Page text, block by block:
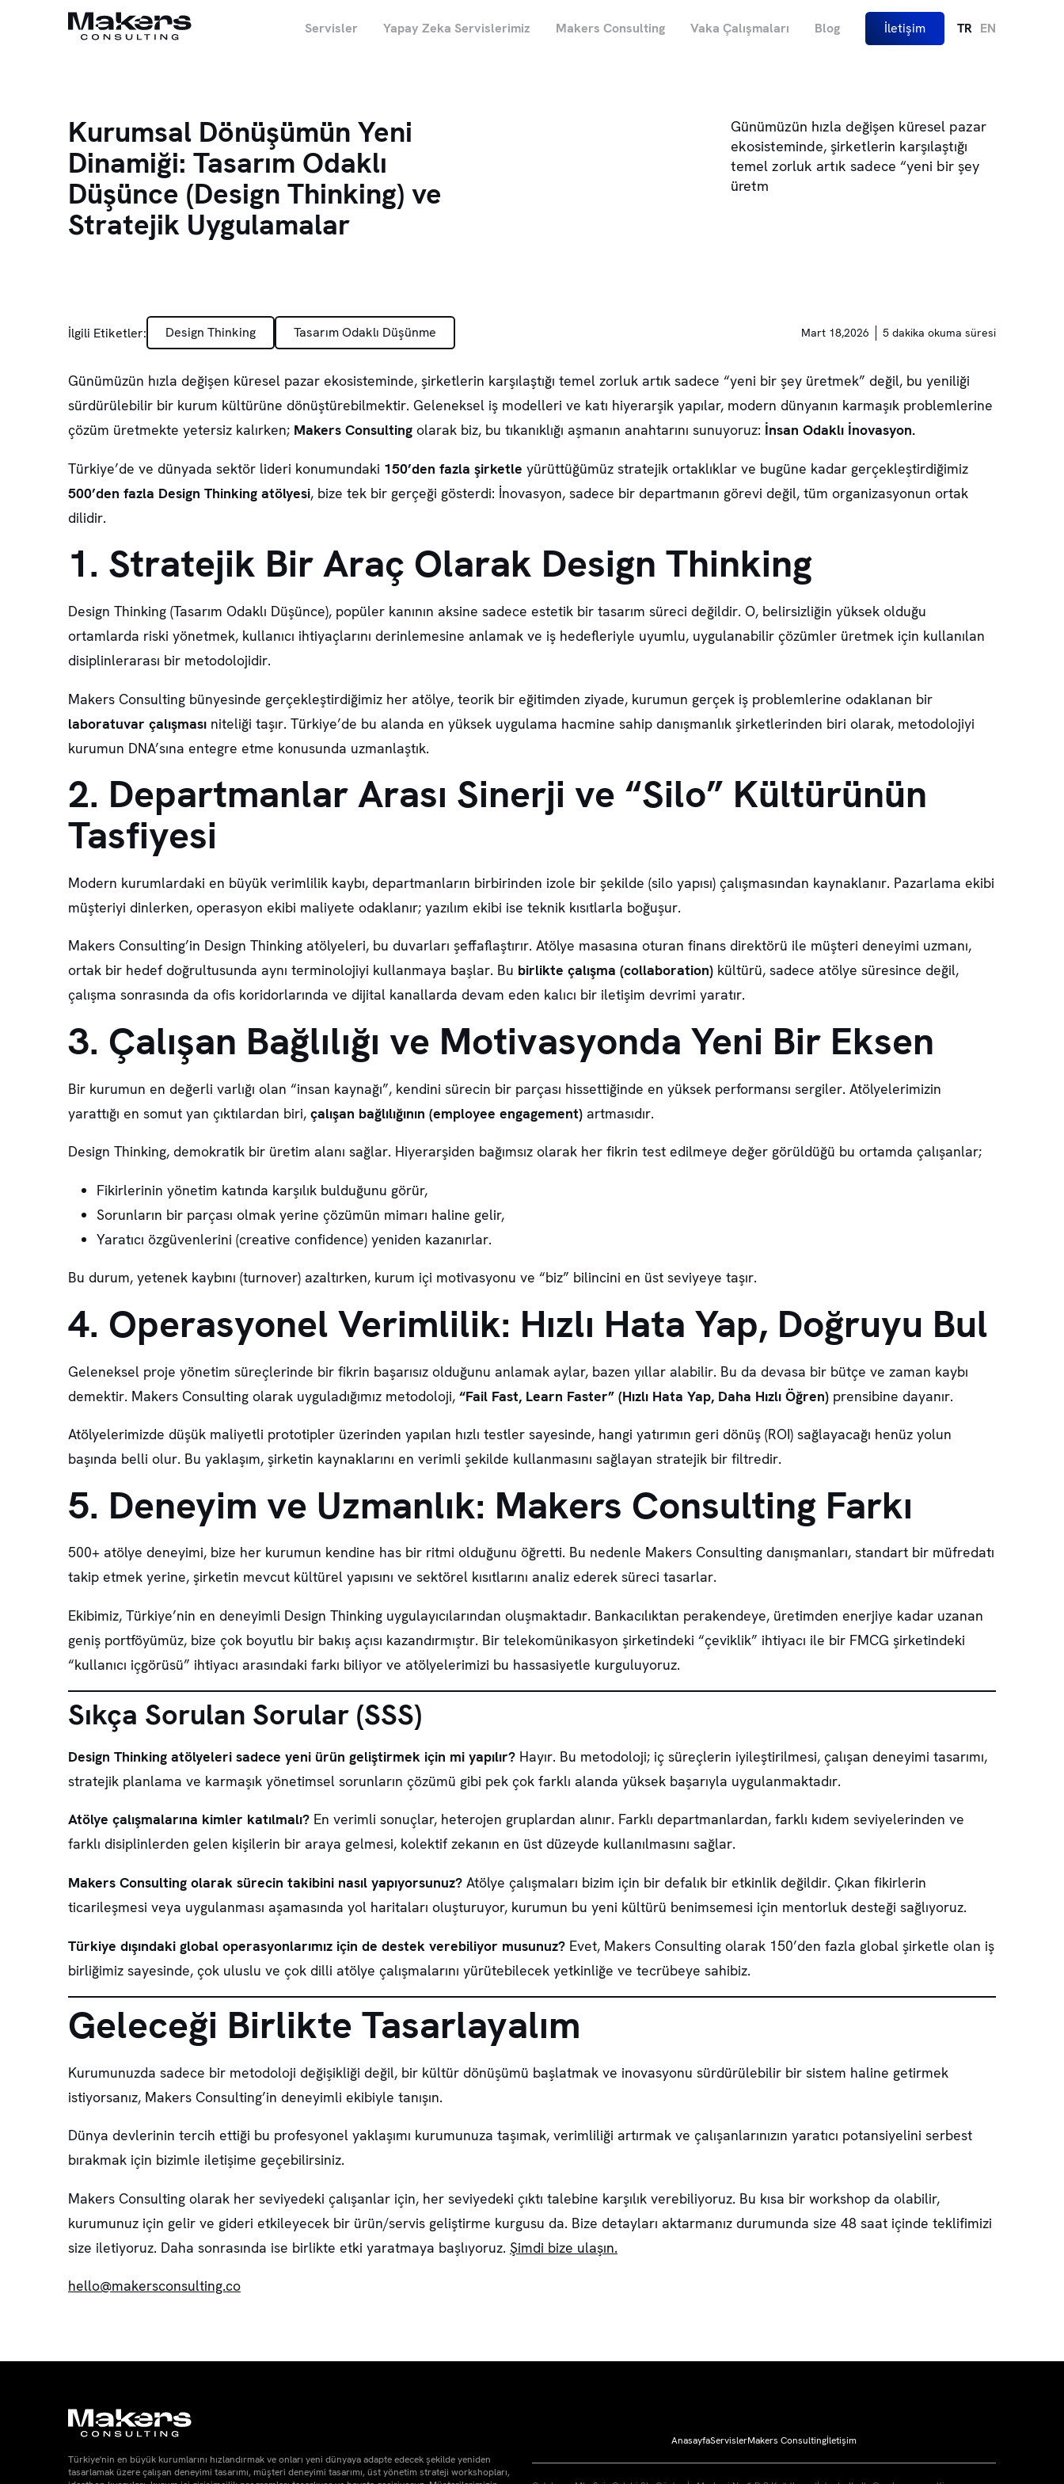
Servisler Yapay Zeka Servislerimiz Makers Consulting Vaka Çalışmaları Blog İletişim TR EN
Kurumsal Dönüşümün Yeni
Dinamiği: Tasarım Odaklı
Düşünce (Design Thinking) ve
Stratejik Uygulamalar
Günümüzün hızla değişen küresel pazar
ekosisteminde, şirketlerin karşılaştığı
temel zorluk artık sadece “yeni bir şey
üretm
İlgili Etiketler: Design Thinking Tasarım Odaklı Düşünme Mart 18,2026 5 dakika okuma süresi
Günümüzün hızla değişen küresel pazar ekosisteminde, şirketlerin karşılaştığı temel zorluk artık sadece “yeni bir şey üretmek” değil, bu yeniliği
sürdürülebilir bir kurum kültürüne dönüştürebilmektir. Geleneksel iş modelleri ve katı hiyerarşik yapılar, modern dünyanın karmaşık problemlerine
çözüm üretmekte yetersiz kalırken; Makers Consulting olarak biz, bu tıkanıklığı aşmanın anahtarını sunuyoruz: İnsan Odaklı İnovasyon.
Türkiye’de ve dünyada sektör lideri konumundaki 150’den fazla şirketle yürüttüğümüz stratejik ortaklıklar ve bugüne kadar gerçekleştirdiğimiz
500’den fazla Design Thinking atölyesi, bize tek bir gerçeği gösterdi: İnovasyon, sadece bir departmanın görevi değil, tüm organizasyonun ortak
dilidir.
1. Stratejik Bir Araç Olarak Design Thinking
Design Thinking (Tasarım Odaklı Düşünce), popüler kanının aksine sadece estetik bir tasarım süreci değildir. O, belirsizliğin yüksek olduğu
ortamlarda riski yönetmek, kullanıcı ihtiyaçlarını derinlemesine anlamak ve iş hedefleriyle uyumlu, uygulanabilir çözümler üretmek için kullanılan
disiplinlerarası bir metodolojidir.
Makers Consulting bünyesinde gerçekleştirdiğimiz her atölye, teorik bir eğitimden ziyade, kurumun gerçek iş problemlerine odaklanan bir
laboratuvar çalışması niteliği taşır. Türkiye’de bu alanda en yüksek uygulama hacmine sahip danışmanlık şirketlerinden biri olarak, metodolojiyi
kurumun DNA’sına entegre etme konusunda uzmanlaştık.
2. Departmanlar Arası Sinerji ve “Silo” Kültürünün
Tasfiyesi
Modern kurumlardaki en büyük verimlilik kaybı, departmanların birbirinden izole bir şekilde (silo yapısı) çalışmasından kaynaklanır. Pazarlama ekibi
müşteriyi dinlerken, operasyon ekibi maliyete odaklanır; yazılım ekibi ise teknik kısıtlarla boğuşur.
Makers Consulting’in Design Thinking atölyeleri, bu duvarları şeffaflaştırır. Atölye masasına oturan finans direktörü ile müşteri deneyimi uzmanı,
ortak bir hedef doğrultusunda aynı terminolojiyi kullanmaya başlar. Bu birlikte çalışma (collaboration) kültürü, sadece atölye süresince değil,
çalışma sonrasında da ofis koridorlarında ve dijital kanallarda devam eden kalıcı bir iletişim devrimi yaratır.
3. Çalışan Bağlılığı ve Motivasyonda Yeni Bir Eksen
Bir kurumun en değerli varlığı olan “insan kaynağı”, kendini sürecin bir parçası hissettiğinde en yüksek performansı sergiler. Atölyelerimizin
yarattığı en somut yan çıktılardan biri, çalışan bağlılığının (employee engagement) artmasıdır.
Design Thinking, demokratik bir üretim alanı sağlar. Hiyerarşiden bağımsız olarak her fikrin test edilmeye değer görüldüğü bu ortamda çalışanlar;
Fikirlerinin yönetim katında karşılık bulduğunu görür,
Sorunların bir parçası olmak yerine çözümün mimarı haline gelir,
Yaratıcı özgüvenlerini (creative confidence) yeniden kazanırlar.
Bu durum, yetenek kaybını (turnover) azaltırken, kurum içi motivasyonu ve “biz” bilincini en üst seviyeye taşır.
4. Operasyonel Verimlilik: Hızlı Hata Yap, Doğruyu Bul
Geleneksel proje yönetim süreçlerinde bir fikrin başarısız olduğunu anlamak aylar, bazen yıllar alabilir. Bu da devasa bir bütçe ve zaman kaybı
demektir. Makers Consulting olarak uyguladığımız metodoloji, “Fail Fast, Learn Faster” (Hızlı Hata Yap, Daha Hızlı Öğren) prensibine dayanır.
Atölyelerimizde düşük maliyetli prototipler üzerinden yapılan hızlı testler sayesinde, hangi yatırımın geri dönüş (ROI) sağlayacağı henüz yolun
başında belli olur. Bu yaklaşım, şirketin kaynaklarını en verimli şekilde kullanmasını sağlayan stratejik bir filtredir.
5. Deneyim ve Uzmanlık: Makers Consulting Farkı
500+ atölye deneyimi, bize her kurumun kendine has bir ritmi olduğunu öğretti. Bu nedenle Makers Consulting danışmanları, standart bir müfredatı
takip etmek yerine, şirketin mevcut kültürel yapısını ve sektörel kısıtlarını analiz ederek süreci tasarlar.
Ekibimiz, Türkiye’nin en deneyimli Design Thinking uygulayıcılarından oluşmaktadır. Bankacılıktan perakendeye, üretimden enerjiye kadar uzanan
geniş portföyümüz, bize çok boyutlu bir bakış açısı kazandırmıştır. Bir telekomünikasyon şirketindeki “çeviklik” ihtiyacı ile bir FMCG şirketindeki
“kullanıcı içgörüsü” ihtiyacı arasındaki farkı biliyor ve atölyelerimizi bu hassasiyetle kurguluyoruz.
Sıkça Sorulan Sorular (SSS)
Design Thinking atölyeleri sadece yeni ürün geliştirmek için mi yapılır? Hayır. Bu metodoloji; iç süreçlerin iyileştirilmesi, çalışan deneyimi tasarımı,
stratejik planlama ve karmaşık yönetimsel sorunların çözümü gibi pek çok farklı alanda yüksek başarıyla uygulanmaktadır.
Atölye çalışmalarına kimler katılmalı? En verimli sonuçlar, heterojen gruplardan alınır. Farklı departmanlardan, farklı kıdem seviyelerinden ve
farklı disiplinlerden gelen kişilerin bir araya gelmesi, kolektif zekanın en üst düzeyde kullanılmasını sağlar.
Makers Consulting olarak sürecin takibini nasıl yapıyorsunuz? Atölye çalışmaları bizim için bir defalık bir etkinlik değildir. Çıkan fikirlerin
ticarileşmesi veya uygulanması aşamasında yol haritaları oluşturuyor, kurumun bu yeni kültürü benimsemesi için mentorluk desteği sağlıyoruz.
Türkiye dışındaki global operasyonlarımız için de destek verebiliyor musunuz? Evet, Makers Consulting olarak 150’den fazla global şirketle olan iş
birliğimiz sayesinde, çok uluslu ve çok dilli atölye çalışmalarını yürütebilecek yetkinliğe ve tecrübeye sahibiz.
Geleceği Birlikte Tasarlayalım
Kurumunuzda sadece bir metodoloji değişikliği değil, bir kültür dönüşümü başlatmak ve inovasyonu sürdürülebilir bir sistem haline getirmek
istiyorsanız, Makers Consulting’in deneyimli ekibiyle tanışın.
Dünya devlerinin tercih ettiği bu profesyonel yaklaşımı kurumunuza taşımak, verimliliği artırmak ve çalışanlarınızın yaratıcı potansiyelini serbest
bırakmak için bizimle iletişime geçebilirsiniz.
Makers Consulting olarak her seviyedeki çalışanlar için, her seviyedeki çıktı talebine karşılık verebiliyoruz. Bu kısa bir workshop da olabilir,
kurumunuz için gelir ve gideri etkileyecek bir ürün/servis geliştirme kurgusu da. Bize detayları aktarmanız durumunda size 48 saat içinde teklifimizi
size iletiyoruz. Daha sonrasında ise birlikte etki yaratmaya başlıyoruz. Şimdi bize ulaşın.
hello@makersconsulting.co
AnasayfaServislerMakers Consultingİletişim
Türkiye'nin en büyük kurumlarını hızlandırmak ve onları yeni dünyaya adapte edecek şekilde yeniden
tasarlamak üzere çalışan deneyimi tasarımı, müşteri deneyimi tasarımı, üst yönetim strateji workshopları,